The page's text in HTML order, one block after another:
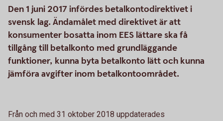
Den 1 juni 2017 infördes betalkontodirektivet i
svensk lag. Ändamålet med direktivet är att
konsumenter bosatta inom EES lättare ska få
tillgång till betalkonto med grundläggande
funktioner, kunna byta betalkonto lätt och kunna
jämföra avgifter inom betalkontoområdet.
Från och med 31 oktober 2018 uppdaterades